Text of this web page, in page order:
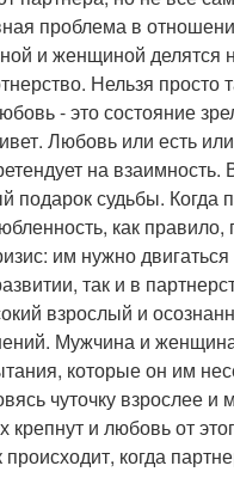
проблема в
и женщиной делятся
Нельзя просто
- это состояние
Любовь или есть
на
подарок судьбы. Когда
как правило,
им нужно
так и в
взрослый и
Мужчина и
которые он им
чуточку взрослее и
и любовь от
происходит, когда